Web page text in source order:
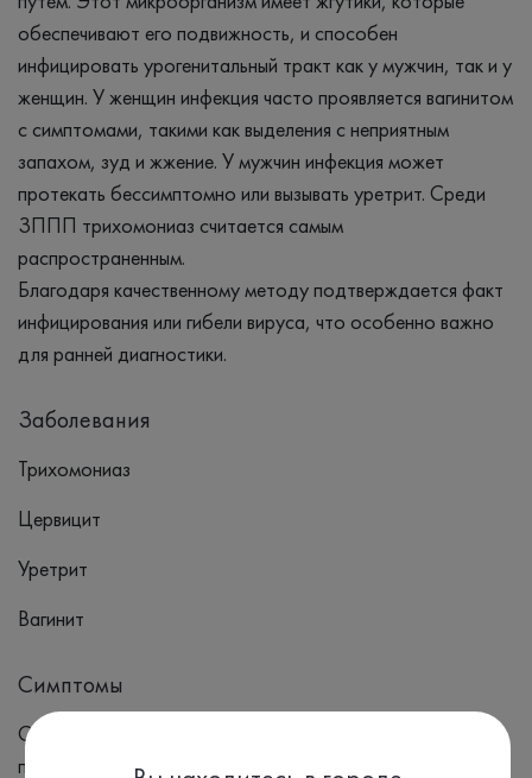
обеспечивают его подвижность, и способен
инфицировать урогенитальный тракт как у мужчин, так и у
женщин. У женщин инфекция часто проявляется вагинитом
с симптомами, такими как выделения с неприятным
запахом, зуд и жжение. У мужчин инфекция может
протекать бессимптомно или вызывать уретрит. Среди
ЗППП трихомониаз считается самым
распространенным.
Благодаря качественному методу подтверждается факт
инфицирования или гибели вируса, что особенно важно
для ранней диагностики.
Заболевания
Трихомониаз
Цервицит
Уретрит
Вагинит
Симптомы
Симптомы: Выделения из влагалища: Часто обильные,
пенистые, желто-зеленого цвета с неприятным запахом.